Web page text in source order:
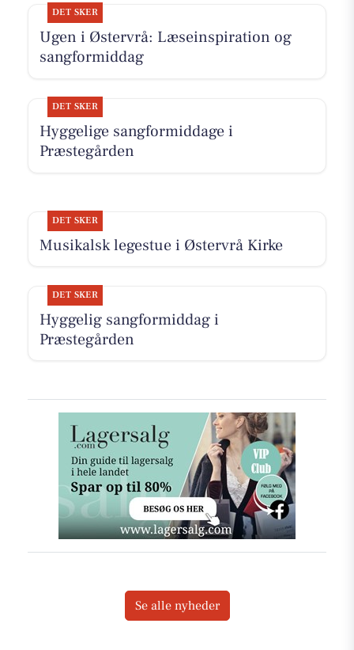
DET SKER
Ugen i Østervrå: Læseinspiration og
sangformiddag
DET SKER
Hyggelige sangformiddage i
Præstegården
DET SKER
Musikalsk legestue i Østervrå Kirke
DET SKER
Hyggelig sangformiddag i
Præstegården
Se alle nyheder